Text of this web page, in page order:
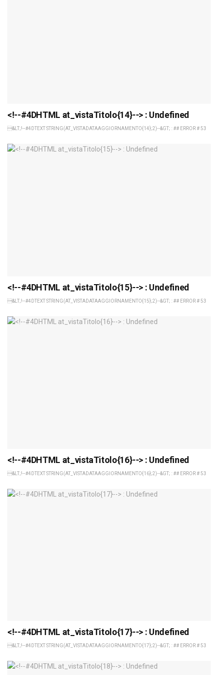
<!--#4DHTML at_vistaTitolo{14}--> : Undefined
&LT;!--#4DTEXT STRING(AT_VISTADATAAGGIORNAMENTO{14};2)--&GT; : ## ERROR # 53
<!--#4DHTML at_vistaTitolo{15}--> : Undefined
&LT;!--#4DTEXT STRING(AT_VISTADATAAGGIORNAMENTO{15};2)--&GT; : ## ERROR # 53
<!--#4DHTML at_vistaTitolo{16}--> : Undefined
&LT;!--#4DTEXT STRING(AT_VISTADATAAGGIORNAMENTO{16};2)--&GT; : ## ERROR # 53
<!--#4DHTML at_vistaTitolo{17}--> : Undefined
&LT;!--#4DTEXT STRING(AT_VISTADATAAGGIORNAMENTO{17};2)--&GT; : ## ERROR # 53